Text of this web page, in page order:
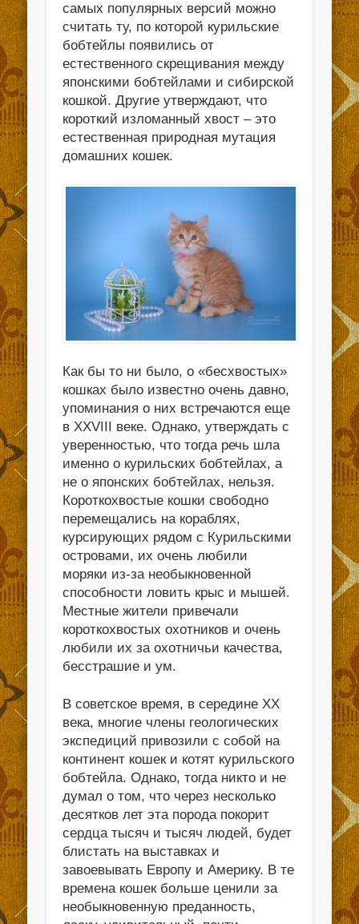
самых популярных версий можно
считать ту, по которой курильские
бобтейлы появились от
естественного скрещивания между
японскими бобтейлами и сибирской
кошкой. Другие утверждают, что
короткий изломанный хвост – это
естественная природная мутация
домашних кошек.
Как бы то ни было, о «бесхвостых»
кошках было известно очень давно,
упоминания о них встречаются еще
в XXVIII веке. Однако, утверждать с
уверенностью, что тогда речь шла
именно о курильских бобтейлах, а
не о японских бобтейлах, нельзя.
Короткохвостые кошки свободно
перемещались на кораблях,
курсирующих рядом с Курильскими
островами, их очень любили
моряки из-за необыкновенной
способности ловить крыс и мышей.
Местные жители привечали
короткохвостых охотников и очень
любили их за охотничьи качества,
бесстрашие и ум.
В советское время, в середине ХХ
века, многие члены геологических
экспедиций привозили с собой на
континент кошек и котят курильского
бобтейла. Однако, тогда никто и не
думал о том, что через несколько
десятков лет эта порода покорит
сердца тысяч и тысяч людей, будет
блистать на выставках и
завоевывать Европу и Америку. В те
времена кошек больше ценили за
необыкновенную преданность,